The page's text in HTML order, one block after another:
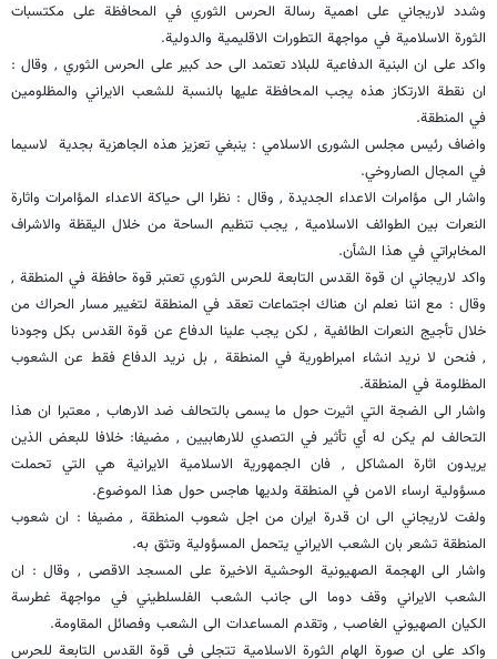
وشدد لاريجاني على اهمية رسالة الحرس الثوري في المحافظة على مكتسبات
الثورة الاسلامية في مواجهة التطورات الاقليمية والدولية.
واكد على ان البنية الدفاعية للبلاد تعتمد الى حد كبير على الحرس الثوري , وقال :
ان نقطة الارتكاز هذه يجب المحافظة عليها بالنسبة للشعب الايراني والمظلومين
في المنطقة.
واضاف رئيس مجلس الشورى الاسلامي : ينبغي تعزيز هذه الجاهزية بجدية لاسيما
في المجال الصاروخي.
واشار الى مؤامرات الاعداء الجديدة , وقال : نظرا الى حياكة الاعداء المؤامرات واثارة
النعرات بين الطوائف الاسلامية , يجب تنظيم الساحة من خلال اليقظة والاشراف
المخابراتي في هذا الشأن.
واكد لاريجاني ان قوة القدس التابعة للحرس الثوري تعتبر قوة حافظة في المنطقة ,
وقال : مع اننا نعلم ان هناك اجتماعات تعقد في المنطقة لتغيير مسار الحراك من
خلال تأجيج النعرات الطائفية , لكن يجب علينا الدفاع عن قوة القدس بكل وجودنا
, فنحن لا نريد انشاء امبراطورية في المنطقة , بل نريد الدفاع فقط عن الشعوب
المظلومة في المنطقة.
واشار الى الضجة التي اثيرت حول ما يسمى بالتحالف ضد الارهاب , معتبرا ان هذا
التحالف لم يكن له أي تأثير في التصدي للارهابيين , مضيفا: خلافا للبعض الذين
يريدون اثارة المشاكل , فان الجمهورية الاسلامية الايرانية هي التي تحملت
مسؤولية ارساء الامن في المنطقة ولديها هاجس حول هذا الموضوع.
ولفت لاريجاني الى ان قدرة ايران من اجل شعوب المنطقة , مضيفا : ان شعوب
المنطقة تشعر بان الشعب الايراني يتحمل المسؤولية وتثق به.
واشار الى الهجمة الصهيونية الوحشية الاخيرة على المسجد الاقصى , وقال : ان
الشعب الايراني وقف دوما الى جانب الشعب الفلسلطيني في مواجهة غطرسة
الكيان الصهيوني الغاصب , وتقدم المساعدات الى الشعب وفصائل المقاومة.
واكد على ان صورة الهام الثورة الاسلامية تتجلى في قوة القدس التابعة للحرس